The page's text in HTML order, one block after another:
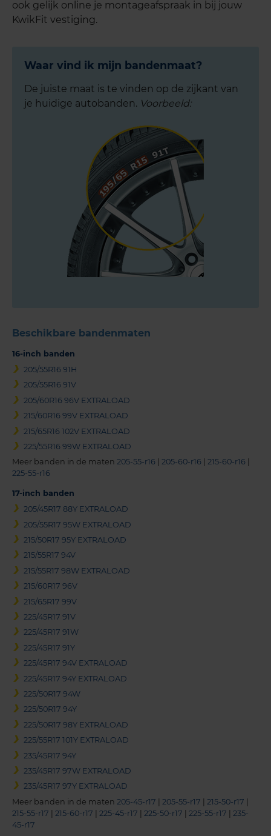
ook gelijk online je montageafspraak in bij jouw
KwikFit vestiging.
Waar vind ik mijn bandenmaat?
De juiste maat is te vinden op de zijkant van
je huidige autobanden. Voorbeeld:
Beschikbare bandenmaten
16-inch banden
205/55R16 91H
205/55R16 91V
205/60R16 96V EXTRALOAD
215/60R16 99V EXTRALOAD
215/65R16 102V EXTRALOAD
225/55R16 99W EXTRALOAD
Meer banden in de maten 205-55-r16 205-60-r16 215-60-r16
225-55-r16
17-inch banden
205/45R17 88Y EXTRALOAD
205/55R17 95W EXTRALOAD
215/50R17 95Y EXTRALOAD
215/55R17 94V
215/55R17 98W EXTRALOAD
215/60R17 96V
215/65R17 99V
225/45R17 91V
225/45R17 91W
225/45R17 91Y
225/45R17 94V EXTRALOAD
225/45R17 94Y EXTRALOAD
225/50R17 94W
225/50R17 94Y
225/50R17 98Y EXTRALOAD
225/55R17 101Y EXTRALOAD
235/45R17 94Y
235/45R17 97W EXTRALOAD
235/45R17 97Y EXTRALOAD
Meer banden in de maten 205-45-r17 | 205-55-r17 | 215-50-r17 |
215-55-r17 | 215-60-r17 | 225-45-r17 | 225-50-r17 | 225-55-r17 | 235-
45-r17